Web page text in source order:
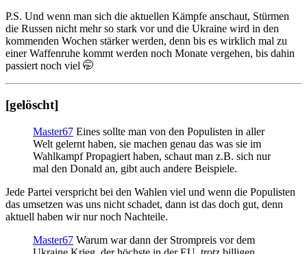
P.S. Und wenn man sich die aktuellen Kämpfe anschaut, Stürmen
die Russen nicht mehr so stark vor und die Ukraine wird in den
kommenden Wochen stärker werden, denn bis es wirklich mal zu
einer Waffenruhe kommt werden noch Monate vergehen, bis dahin
passiert noch viel 🤭
[gelöscht]
Master67 Eines sollte man von den Populisten in aller
Welt gelernt haben, sie machen genau das was sie im
Wahlkampf Propagiert haben, schaut man z.B. sich nur
mal den Donald an, gibt auch andere Beispiele.
Jede Partei verspricht bei den Wahlen viel und wenn die Populisten
das umsetzen was uns nicht schadet, dann ist das doch gut, denn
aktuell haben wir nur noch Nachteile.
Master67 Warum war dann der Strompreis vor dem